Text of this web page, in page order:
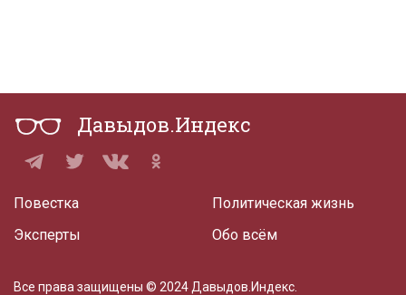
Давыдов.Индекс
Повестка
Эксперты
Политическая жизнь
Обо всём
Все права защищены © 2024 Давыдов.Индекс.